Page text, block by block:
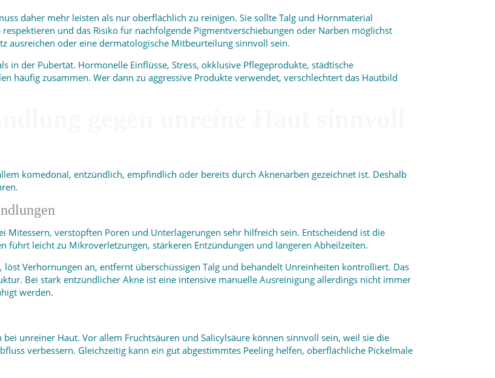
daher mehr leisten als nur oberflächlich zu reinigen. Sie sollte Talg und Hornmaterial
und das Risiko für nachfolgende Pigmentverschiebungen oder Narben möglichst
ausreichen oder eine dermatologische Mitbeurteilung sinnvoll sein.
in der Pubertät. Hormonelle Einflüsse, Stress, okklusive Pflegeprodukte, städtische
häufig zusammen. Wer dann zu aggressive Produkte verwendet, verschlechtert das Hautbild
komedonal, entzündlich, empfindlich oder bereits durch Aknenarben gezeichnet ist. Deshalb
Mitessern, verstopften Poren und Unterlagerungen sehr hilfreich sein. Entscheidend ist die
führt leicht zu Mikroverletzungen, stärkeren Entzündungen und längeren Abheilzeiten.
löst Verhornungen an, entfernt überschüssigen Talg und behandelt Unreinheiten kontrolliert. Das
Bei stark entzündlicher Akne ist eine intensive manuelle Ausreinigung allerdings nicht immer
werden.
unreiner Haut. Vor allem Fruchtsäuren und Salicylsäure können sinnvoll sein, weil sie die
verbessern. Gleichzeitig kann ein gut abgestimmtes Peeling helfen, oberflächliche Pickelmale